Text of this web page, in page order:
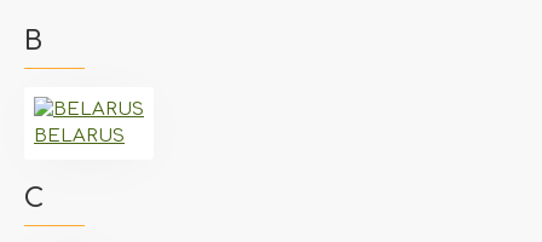
B
BELARUS
C